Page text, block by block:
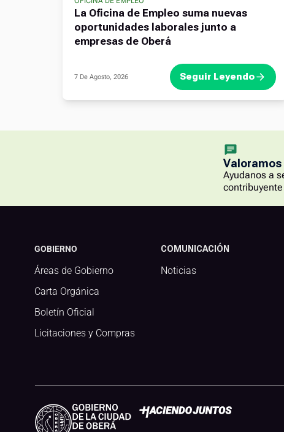
La Oficina de Empleo suma nuevas
oportunidades laborales junto a
empresas de Oberá
7 De Agosto, 2026 Seguir Leyendo
Ayudanos a
contribuyente
GOBIERNO
Áreas de Gobierno
Carta Orgánica
Boletín Oficial
Licitaciones y Compras
COMUNICACIÓN
Noticias